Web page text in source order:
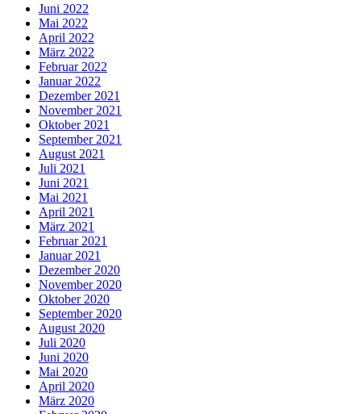
Juni 2022
Mai 2022
April 2022
März 2022
Februar 2022
Januar 2022
Dezember 2021
November 2021
Oktober 2021
September 2021
August 2021
Juli 2021
Juni 2021
Mai 2021
April 2021
März 2021
Februar 2021
Januar 2021
Dezember 2020
November 2020
Oktober 2020
September 2020
August 2020
Juli 2020
Juni 2020
Mai 2020
April 2020
März 2020